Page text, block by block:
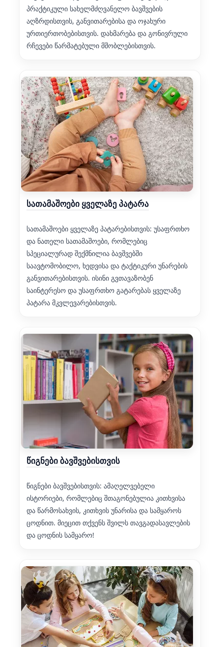
პრაქტიკული სახელმძღვანელო ბავშვების
აღზრდისთვის, განვითარებისა და ოჯახური
ურთიერთობებისთვის. დახმარება და გონივრული
რჩევები წარმატებული მშობლებისთვის.
სათამაშოები ყველაზე პატარა
სათამაშოები ყველაზე პატარებისთვის: უსაფრთხო
და ნათელი სათამაშოები, რომლებიც
სპეციალურად შექმნილია ბავშვებში
საავტომობილო, ხედვისა და ტაქტიკური უნარების
განვითარებისთვის. ისინი გვთავაზობენ
საინტერესო და უსაფრთხო გატარებას ყველაზე
პატარა მკვლევარებისთვის.
წიგნები ბავშვებისთვის
წიგნები ბავშვებისთვის: ამაღელვებელი
ისტორიები, რომლებიც შთაგონებულია კითხვისა
და წარმოსახვის, კითხვის უნარისა და სამყაროს
ცოდნით. მიეცით თქვენს შვილს თავგადასავლების
და ცოდნის სამყარო!